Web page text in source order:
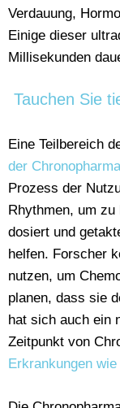
Verdauung,
Einige dieser
Millisekunden
Tauchen Sie
Eine Teilbereich
der
Prozess der
Rhythmen, um
dosiert und
helfen. Forscher
nutzen, um
planen, dass sie
hat sich auch ein
Zeitpunkt von
Erkrankungen